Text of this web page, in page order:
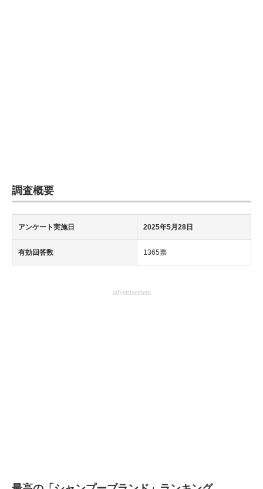
調査概要
アンケート実施日 2025年5月28日
有効回答数 1365票
advertisement